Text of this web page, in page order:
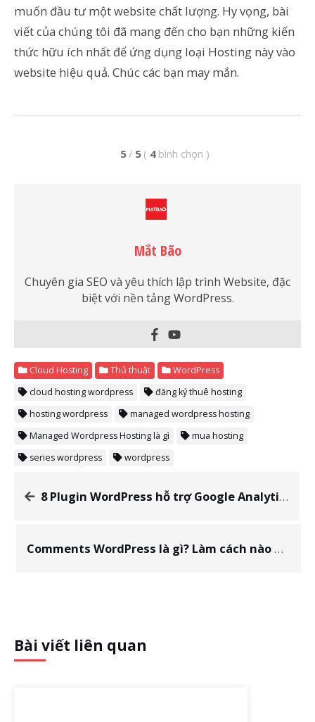
muốn đầu tư một website chất lượng. Hy vọng, bài
viết của chúng tôi đã mang đến cho bạn những kiến
thức hữu ích nhất để ứng dụng loại Hosting này vào
website hiệu quả. Chúc các bạn may mắn.
5 / 5 ( 4 bình chọn )
Mắt Bão
Chuyên gia SEO và yêu thích lập trình Website, đặc
biệt với nền tảng WordPress.
Cloud Hosting Thủ thuật
WordPress
cloud hosting wordpress
đăng ký thuê hosting
hosting wordpress
managed wordpress hosting
Managed Wordpress Hosting là gì
mua hosting
series wordpress
wordpress
8 Plugin WordPress hỗ trợ Google Analytics tốt nhất
Comments WordPress là gì? Làm cách nào để hạn chế SPAM Comment?
Bài viết liên quan